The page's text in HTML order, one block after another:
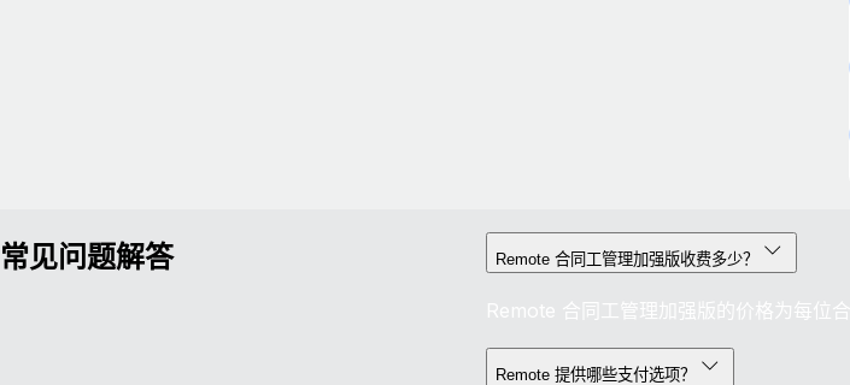
常见问题解答 Remote 合同工管理加强版收费多少？
Remote 合同工管理加强版的价格为每位
Remote 提供哪些支付选项？